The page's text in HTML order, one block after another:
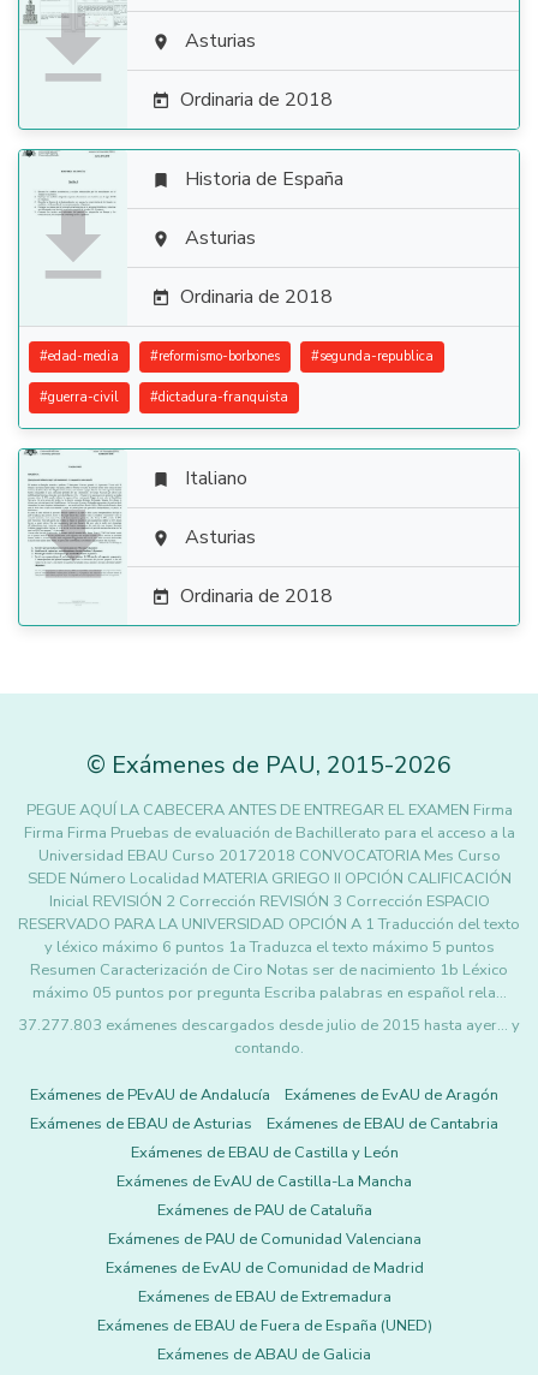
  Asturias
 Ordinaria de 2018

 Historia de España
 Asturias
 Ordinaria de 2018
#edad-media #reformismo-borbones #segunda-republica
#guerra-civil #dictadura-franquista

 Italiano
 Asturias
 Ordinaria de 2018
© Exámenes de PAU, 2015-2026
PEGUE AQUÍ LA CABECERA ANTES DE ENTREGAR EL EXAMEN Firma
Firma Firma Pruebas de evaluación de Bachillerato para el acceso a la
Universidad EBAU Curso 20172018 CONVOCATORIA Mes Curso
SEDE Número Localidad MATERIA GRIEGO II OPCIÓN CALIFICACIÓN
Inicial REVISIÓN 2 Corrección REVISIÓN 3 Corrección ESPACIO
RESERVADO PARA LA UNIVERSIDAD OPCIÓN A 1 Traducción del texto
y léxico máximo 6 puntos 1a Traduzca el texto máximo 5 puntos
Resumen Caracterización de Ciro Notas ser de nacimiento 1b Léxico
máximo 05 puntos por pregunta Escriba palabras en español rela…
37.277.803 exámenes descargados desde julio de 2015 hasta ayer... y
contando.
Exámenes de PEvAU de Andalucía
Exámenes de EvAU de Aragón
Exámenes de EBAU de Asturias
Exámenes de EBAU de Cantabria
Exámenes de EBAU de Castilla y León
Exámenes de EvAU de Castilla-La Mancha
Exámenes de PAU de Cataluña
Exámenes de PAU de Comunidad Valenciana
Exámenes de EvAU de Comunidad de Madrid
Exámenes de EBAU de Extremadura
Exámenes de EBAU de Fuera de España (UNED)
Exámenes de ABAU de Galicia